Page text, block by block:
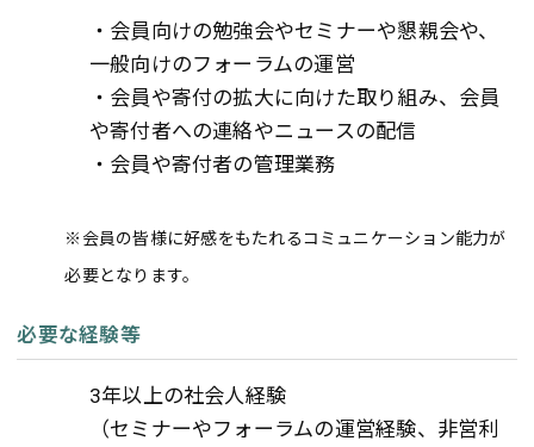
・会員向けの勉強会やセミナーや懇親会や、
一般向けのフォーラムの運営
・会員や寄付の拡大に向けた取り組み、会員
や寄付者への連絡やニュースの配信
・会員や寄付者の管理業務
※会員の皆様に好感をもたれるコミュニケーション能力が
必要となります。
必要な経験等
3年以上の社会人経験
（セミナーやフォーラムの運営経験、非営利